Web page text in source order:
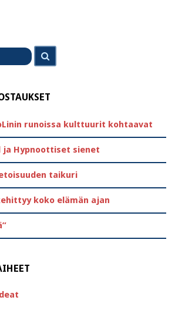
runoissa kulttuurit kohtaavat
ja Hypnoottiset sienet
taikuri
koko elämän ajan